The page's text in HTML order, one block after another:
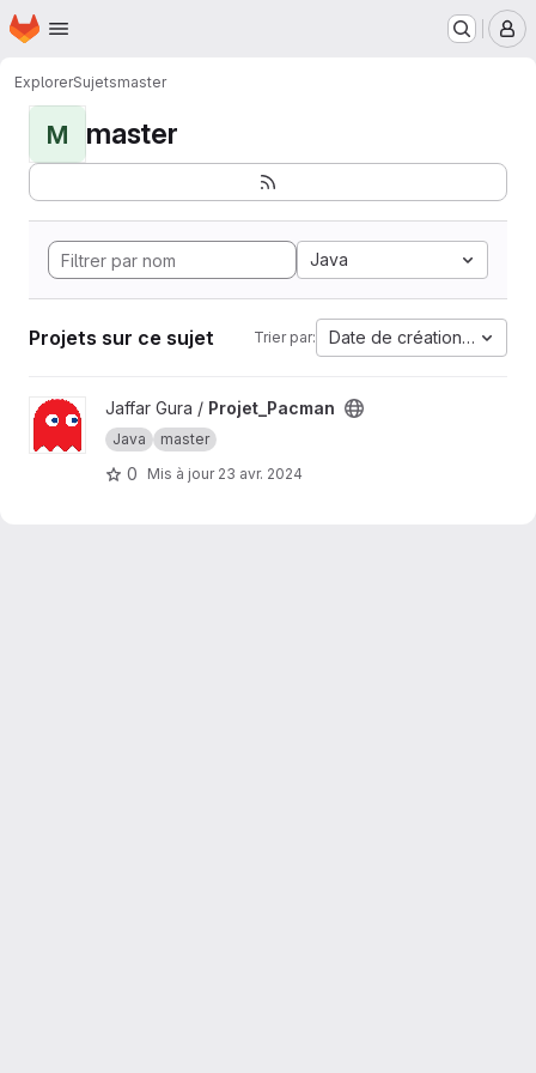
Passer au contenu principal
Page d'accueil
ExplorerSujetsmaster
M master
Java
Projets sur ce sujet Trier par: Date de création la plus
Afficher le projet Projet_Pacman
Jaffar Gura / Projet_Pacman
Java master
0 Mis à jour 23 avr. 2024